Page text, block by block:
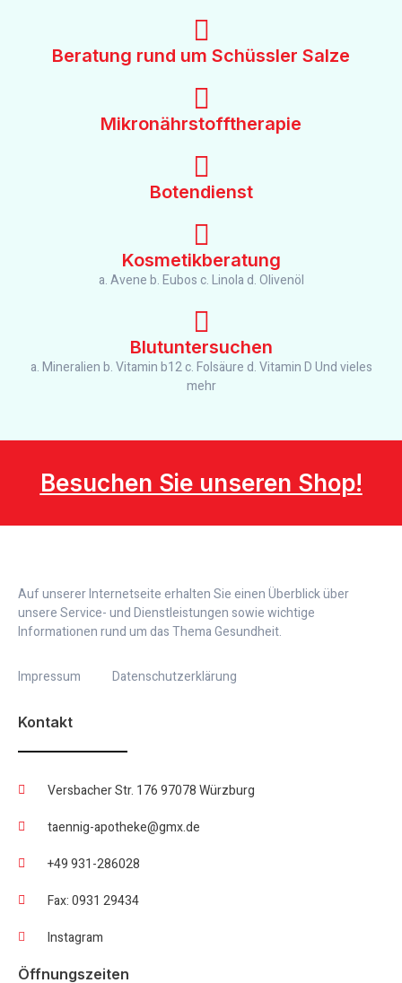
Beratung rund um Schüssler Salze
Mikronährstofftherapie
Botendienst
Kosmetikberatung
a. Avene b. Eubos c. Linola d. Olivenöl
Blutuntersuchen
a. Mineralien b. Vitamin b12 c. Folsäure d. Vitamin D Und vieles
mehr
Besuchen Sie unseren Shop!
Auf unserer Internetseite erhalten Sie einen Überblick über
unsere Service- und Dienstleistungen sowie wichtige
Informationen rund um das Thema Gesundheit.
Impressum Datenschutzerklärung
Kontakt
Versbacher Str. 176 97078 Würzburg
taennig-apotheke@gmx.de
+49 931-286028
Fax: 0931 29434
Instagram
Öffnungszeiten